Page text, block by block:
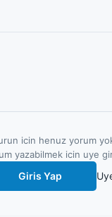
icin henuz yorum
yazabilmek icin uye
Giris Yap